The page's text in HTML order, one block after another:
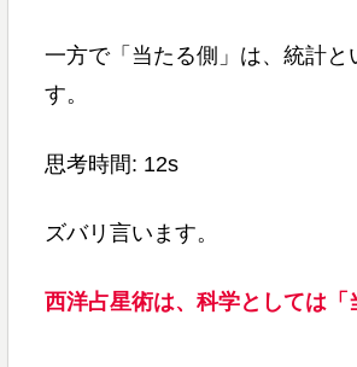
一方で「当たる側」は、統計
す。
思考時間: 12s
ズバリ言います。
西洋占星術は、科学としては「